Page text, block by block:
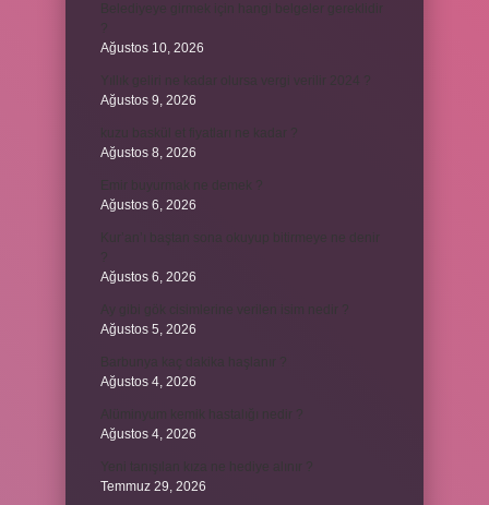
Belediyeye girmek için hangi belgeler gereklidir
Ağustos 10, 2026
Ağustos 9, 2026
Ağustos 8, 2026
Ağustos 6, 2026
Ağustos 6, 2026
Ağustos 5, 2026
Ağustos 4, 2026
Ağustos 4, 2026
Temmuz 29, 2026